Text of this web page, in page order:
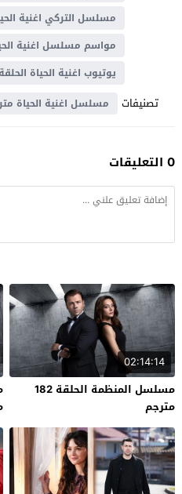
مسلسل التركي اغنية
مواسم مسلسل اغنية
يوتيوب اغنية الحياة الحلقة
تصنيفات مسلسل اغنية الحياة
0 التعليقات
02:14:14
مسلسل المنظمة الحلقة 182
مترجم